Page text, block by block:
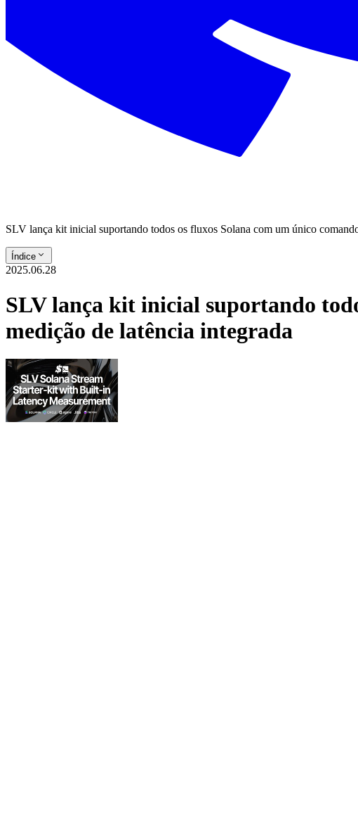
SLV lança kit inicial suportando todos os fluxos Solana com um único
Índice
2025.06.28
SLV lança kit inicial suportando
medição de latência integrada